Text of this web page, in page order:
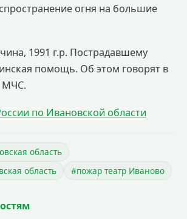
огня на большие
1991 г.р. Пострадавшему
помощь. Об этом говорят в
МЧС.
по Ивановской области
область
область
#пожар театр Иваново